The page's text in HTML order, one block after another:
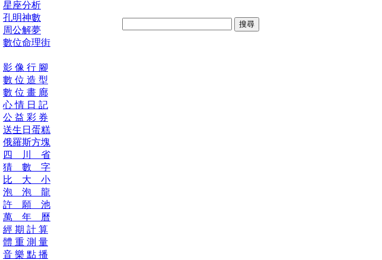
星座分析
孔明神數
周公解夢
數位命理街
影 像 行 腳
數 位 造 型
數 位 畫 廊
心 情 日 記
公 益 彩 券
送生日蛋糕
俄羅斯方塊
四 川 省
猜 數 字
比 大 小
泡 泡 龍
許 願 池
萬 年 曆
經 期 計 算
體 重 測 量
音 樂 點 播